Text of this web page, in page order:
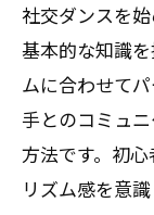
社交ダンスを
基本的な知識
ムに合わせて
手とのコミュ
方法です。初
リズム感を意